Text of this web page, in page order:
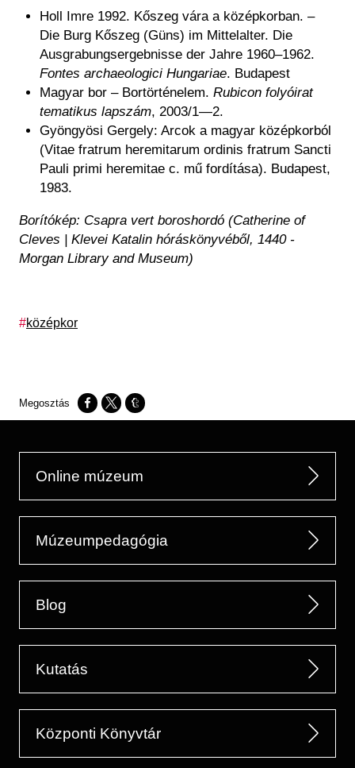
Holl Imre 1992. Kőszeg vára a középkorban. –
Die Burg Kőszeg (Güns) im Mittelalter. Die
Ausgrabungsergebnisse der Jahre 1960–1962.
Fontes archaeologici Hungariae. Budapest
Magyar bor – Bortörténelem. Rubicon folyóirat
tematikus lapszám, 2003/1—2.
Gyöngyösi Gergely: Arcok a magyar középkorból
(Vitae fratrum heremitarum ordinis fratrum Sancti
Pauli primi heremitae c. mű fordítása). Budapest,
1983.
Borítókép: Csapra vert boroshordó (Catherine of
Cleves | Klevei Katalin hóráskönyvéből, 1440 -
Morgan Library and Museum)
Címkék
középkor
Opens in a new window
Opens in a new window
Opens in a new window
Online múzeum
Múzeumpedagógia
Blog
Kutatás
Központi Könyvtár